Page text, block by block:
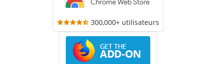
300,000+ utilisateurs